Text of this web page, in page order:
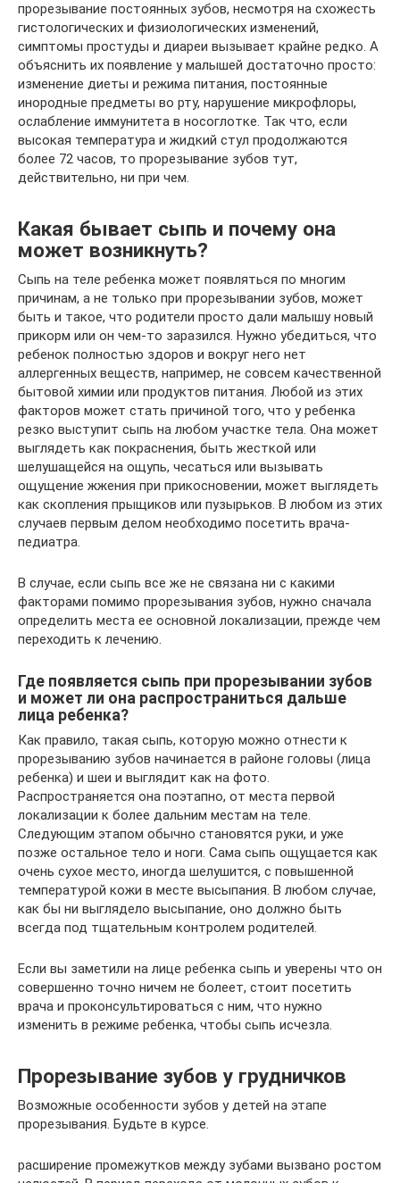
прорезывание постоянных зубов, несмотря на схожесть
гистологических и физиологических изменений,
симптомы простуды и диареи вызывает крайне редко. А
объяснить их появление у малышей достаточно просто:
изменение диеты и режима питания, постоянные
инородные предметы во рту, нарушение микрофлоры,
ослабление иммунитета в носоглотке. Так что, если
высокая температура и жидкий стул продолжаются
более 72 часов, то прорезывание зубов тут,
действительно, ни при чем.
Какая бывает сыпь и почему она
может возникнуть?
Сыпь на теле ребенка может появляться по многим
причинам, а не только при прорезывании зубов, может
быть и такое, что родители просто дали малышу новый
прикорм или он чем-то заразился. Нужно убедиться, что
ребенок полностью здоров и вокруг него нет
аллергенных веществ, например, не совсем качественной
бытовой химии или продуктов питания. Любой из этих
факторов может стать причиной того, что у ребенка
резко выступит сыпь на любом участке тела. Она может
выглядеть как покраснения, быть жесткой или
шелушащейся на ощупь, чесаться или вызывать
ощущение жжения при прикосновении, может выглядеть
как скопления прыщиков или пузырьков. В любом из этих
случаев первым делом необходимо посетить врача-
педиатра.
В случае, если сыпь все же не связана ни с какими
факторами помимо прорезывания зубов, нужно сначала
определить места ее основной локализации, прежде чем
переходить к лечению.
Где появляется сыпь при прорезывании зубов
и может ли она распространиться дальше
лица ребенка?
Как правило, такая сыпь, которую можно отнести к
прорезыванию зубов начинается в районе головы (лица
ребенка) и шеи и выглядит как на фото.
Распространяется она поэтапно, от места первой
локализации к более дальним местам на теле.
Следующим этапом обычно становятся руки, и уже
позже остальное тело и ноги. Сама сыпь ощущается как
очень сухое место, иногда шелушится, с повышенной
температурой кожи в месте высыпания. В любом случае,
как бы ни выглядело высыпание, оно должно быть
всегда под тщательным контролем родителей.
Если вы заметили на лице ребенка сыпь и уверены что он
совершенно точно ничем не болеет, стоит посетить
врача и проконсультироваться с ним, что нужно
изменить в режиме ребенка, чтобы сыпь исчезла.
Прорезывание зубов у грудничков
Возможные особенности зубов у детей на этапе
прорезывания. Будьте в курсе.
расширение промежутков между зубами вызвано ростом